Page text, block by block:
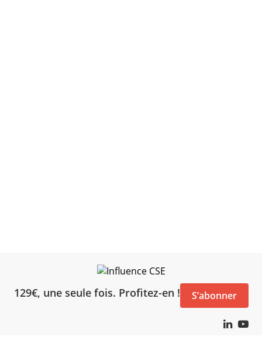
129€, une seule fois. Profitez-en ! S’abonner